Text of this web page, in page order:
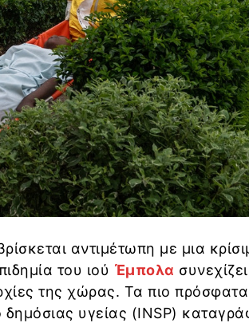
αντιμέτωπη με μια
του ιού Έμπολα
της χώρας. Τα πιο πρόσφατα
δημόσιας υγείας (INSP)